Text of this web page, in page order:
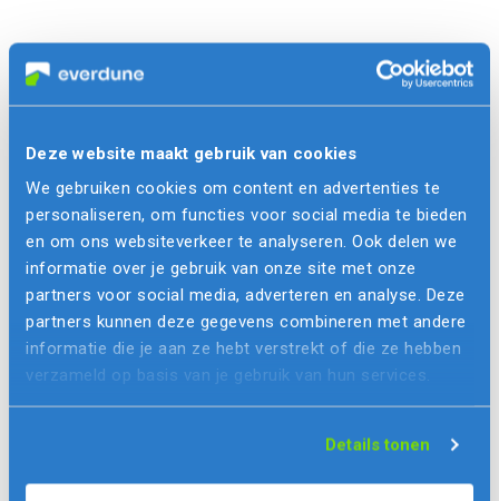
Deze website maakt gebruik van cookies
We gebruiken cookies om content en advertenties te
personaliseren, om functies voor social media te bieden
en om ons websiteverkeer te analyseren. Ook delen we
informatie over je gebruik van onze site met onze
partners voor social media, adverteren en analyse. Deze
partners kunnen deze gegevens combineren met andere
informatie die je aan ze hebt verstrekt of die ze hebben
verzameld op basis van je gebruik van hun services.
Details tonen